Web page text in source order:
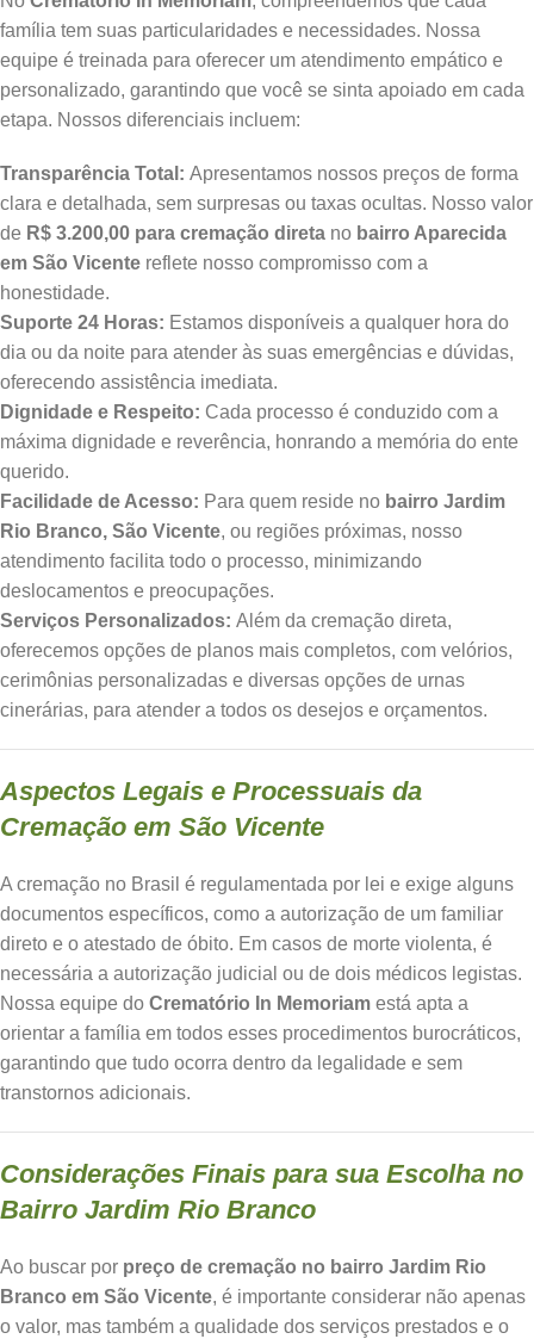
família tem suas particularidades e necessidades. Nossa
equipe é treinada para oferecer um atendimento empático e
personalizado, garantindo que você se sinta apoiado em cada
etapa. Nossos diferenciais incluem:
Transparência Total: Apresentamos nossos preços de forma
clara e detalhada, sem surpresas ou taxas ocultas. Nosso valor
de R$ 3.200,00 para cremação direta no bairro Aparecida
em São Vicente reflete nosso compromisso com a
honestidade.
Suporte 24 Horas: Estamos disponíveis a qualquer hora do
dia ou da noite para atender às suas emergências e dúvidas,
oferecendo assistência imediata.
Dignidade e Respeito: Cada processo é conduzido com a
máxima dignidade e reverência, honrando a memória do ente
querido.
Facilidade de Acesso: Para quem reside no bairro Jardim
Rio Branco, São Vicente, ou regiões próximas, nosso
atendimento facilita todo o processo, minimizando
deslocamentos e preocupações.
Serviços Personalizados: Além da cremação direta,
oferecemos opções de planos mais completos, com velórios,
cerimônias personalizadas e diversas opções de urnas
cinerárias, para atender a todos os desejos e orçamentos.
Aspectos Legais e Processuais da
Cremação em São Vicente
A cremação no Brasil é regulamentada por lei e exige alguns
documentos específicos, como a autorização de um familiar
direto e o atestado de óbito. Em casos de morte violenta, é
necessária a autorização judicial ou de dois médicos legistas.
Nossa equipe do Crematório In Memoriam está apta a
orientar a família em todos esses procedimentos burocráticos,
garantindo que tudo ocorra dentro da legalidade e sem
transtornos adicionais.
Considerações Finais para sua Escolha no
Bairro Jardim Rio Branco
Ao buscar por preço de cremação no bairro Jardim Rio
Branco em São Vicente, é importante considerar não apenas
o valor, mas também a qualidade dos serviços prestados e o